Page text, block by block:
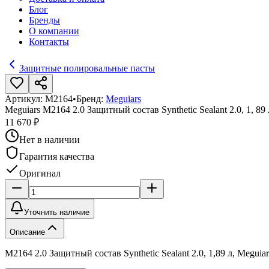
Блог
Бренды
О компании
Контакты
Защитные полировальные пасты
Артикул: M2164•Бренд: Meguiars
Meguiars M2164 2.0 Защитный состав Synthetic Sealant 2.0, 1, 89
11 670 ₽
Нет в наличии
Гарантия качества
Оригинал
Уточнить наличие
Описание
M2164 2.0 Защитный состав Synthetic Sealant 2.0, 1,89 л,